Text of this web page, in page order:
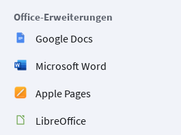
Office-Erweiterungen
Google Docs
Microsoft Word
Apple Pages
LibreOffice